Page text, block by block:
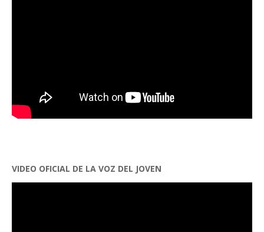
VIDEO OFICIAL DE LA VOZ DEL JOVEN